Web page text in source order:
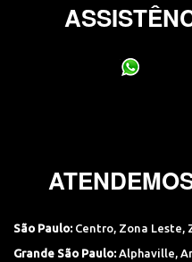
São Paulo: Centro, Zona Leste,
Grande São Paulo: Alphaville,